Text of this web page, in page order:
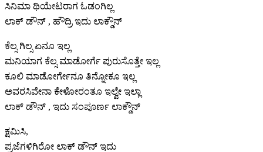
ಸಿನಿಮಾ ಥಿಯೇಟರಾಗ ಓಡಂಗಿಲ್ಲ
ಲಾಕ್ ಡೌನ್ , ಹೌದ್ರಿ ಇದು ಲಾಕ್ಡೌನ್
ಕೆಲ್ಸ ಗಿಲ್ಸ ಏನೂ ಇಲ್ಲ
ಮನಿಯಾಗ ಕೆಲ್ಸ ಮಾಡೋರ್ಗೆ ಪುರುಸೊತ್ತೇ ಇಲ್ಲ
ಕೂಲಿ ಮಾಡೋರ್ಗೇನೂ ತಿನ್ನೋಕೂ ಇಲ್ಲ
ಅವರಸಿವೇನಾ ಕೇಳೋರಂತೂ ಇಲ್ವೇ ಇಲ್ಲಾ
ಲಾಕ್ ಡೌನ್ , ಇದು ಸಂಪೂರ್ಣ ಲಾಕ್ಡೌನ್
ಕ್ಷಮಿಸಿ,
ಪ್ರಜೆಗಳಿಗಿರೋ ಲಾಕ್ ಡೌನ್ ಇದು